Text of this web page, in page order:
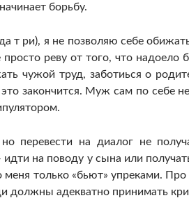
борьбу.
т ри), я не позволяю себе
реву от того, что надоело
чужой труд, заботиься о
закончится. Муж сам по себе
перевести на диалог не
на поводу у сына или
меня только «бьют» упреками.
должны адекватно принимать